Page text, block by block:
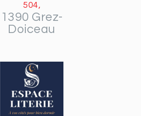
504,
1390 Grez-
Doiceau